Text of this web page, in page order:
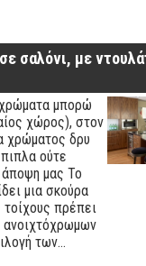
σαλόνι, με
μπορώ
χώρος), στον
χρώματος δρυ
ούτε
μας Το
μια σκούρα
πρέπει
ανοιχτόχρωμων
των…